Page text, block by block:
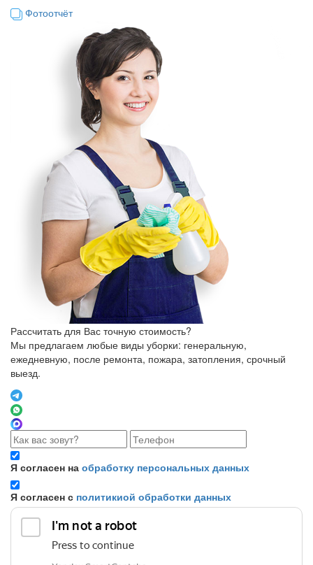
Фотоотчёт
Рассчитать для Вас точную стоимость?
Мы предлагаем любые виды уборки: генеральную,
ежедневную, после ремонта, пожара, затопления, срочный
выезд.
Я согласен на обработку персональных данных
Я согласен с политикиой обработки данных